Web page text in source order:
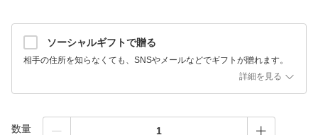
ソーシャルギフトで贈る
相手の住所を知らなくても、SNSやメールなどでギフトが贈れます。
詳細を見る
数量